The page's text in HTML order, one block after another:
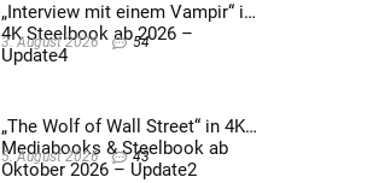
„Interview mit einem Vampir“ im
4K Steelbook ab 2026 –
Update4
3. August 2026 54
„The Wolf of Wall Street“ in 4K
Mediabooks & Steelbook ab
Oktober 2026 – Update2
5. August 2026 43